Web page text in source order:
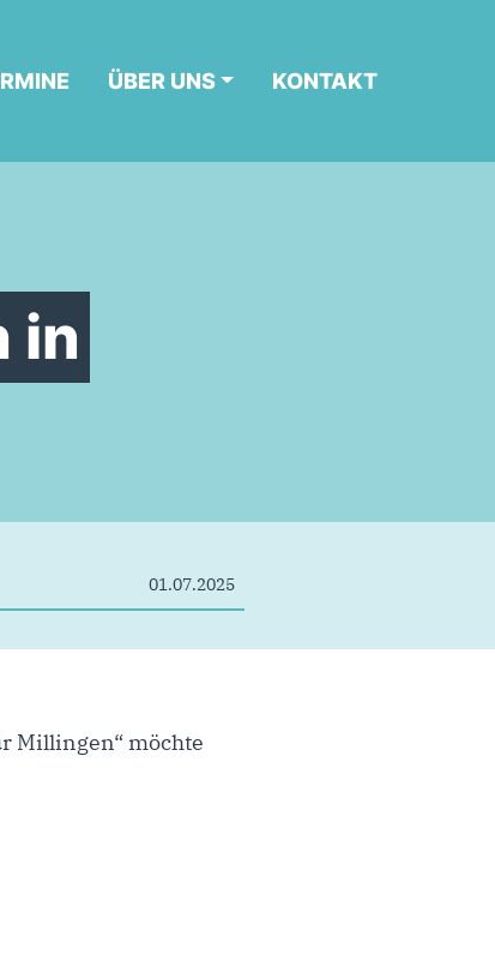
ÜBER UNS KONTAKT
in
01.07.2025
Millingen“ möchte